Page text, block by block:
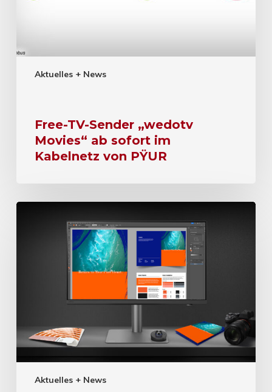
Aktuelles + News
Free-TV-Sender „wedotv
Movies“ ab sofort im
Kabelnetz von PŸUR
Aktuelles + News